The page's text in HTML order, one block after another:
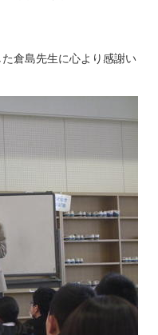
倉島先生に心より感謝い